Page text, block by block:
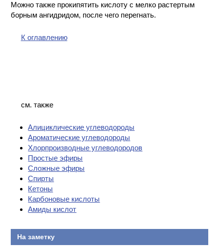
Можно также прокипятить кислоту с мелко растертым
борным ангидридом, после чего перегнать.
К оглавлению
см. также
Алициклические углеводороды
Ароматические углеводороды
Хлорпроизводные углеводородов
Простые эфиры
Сложные эфиры
Спирты
Кетоны
Карбоновые кислоты
Амиды кислот
На заметку